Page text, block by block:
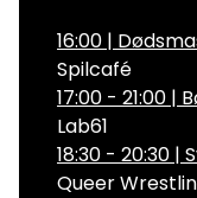
16:00 |
Spilcafé
17:00 - 21:00 |
Lab61
18:30 - 20:30 |
Queer